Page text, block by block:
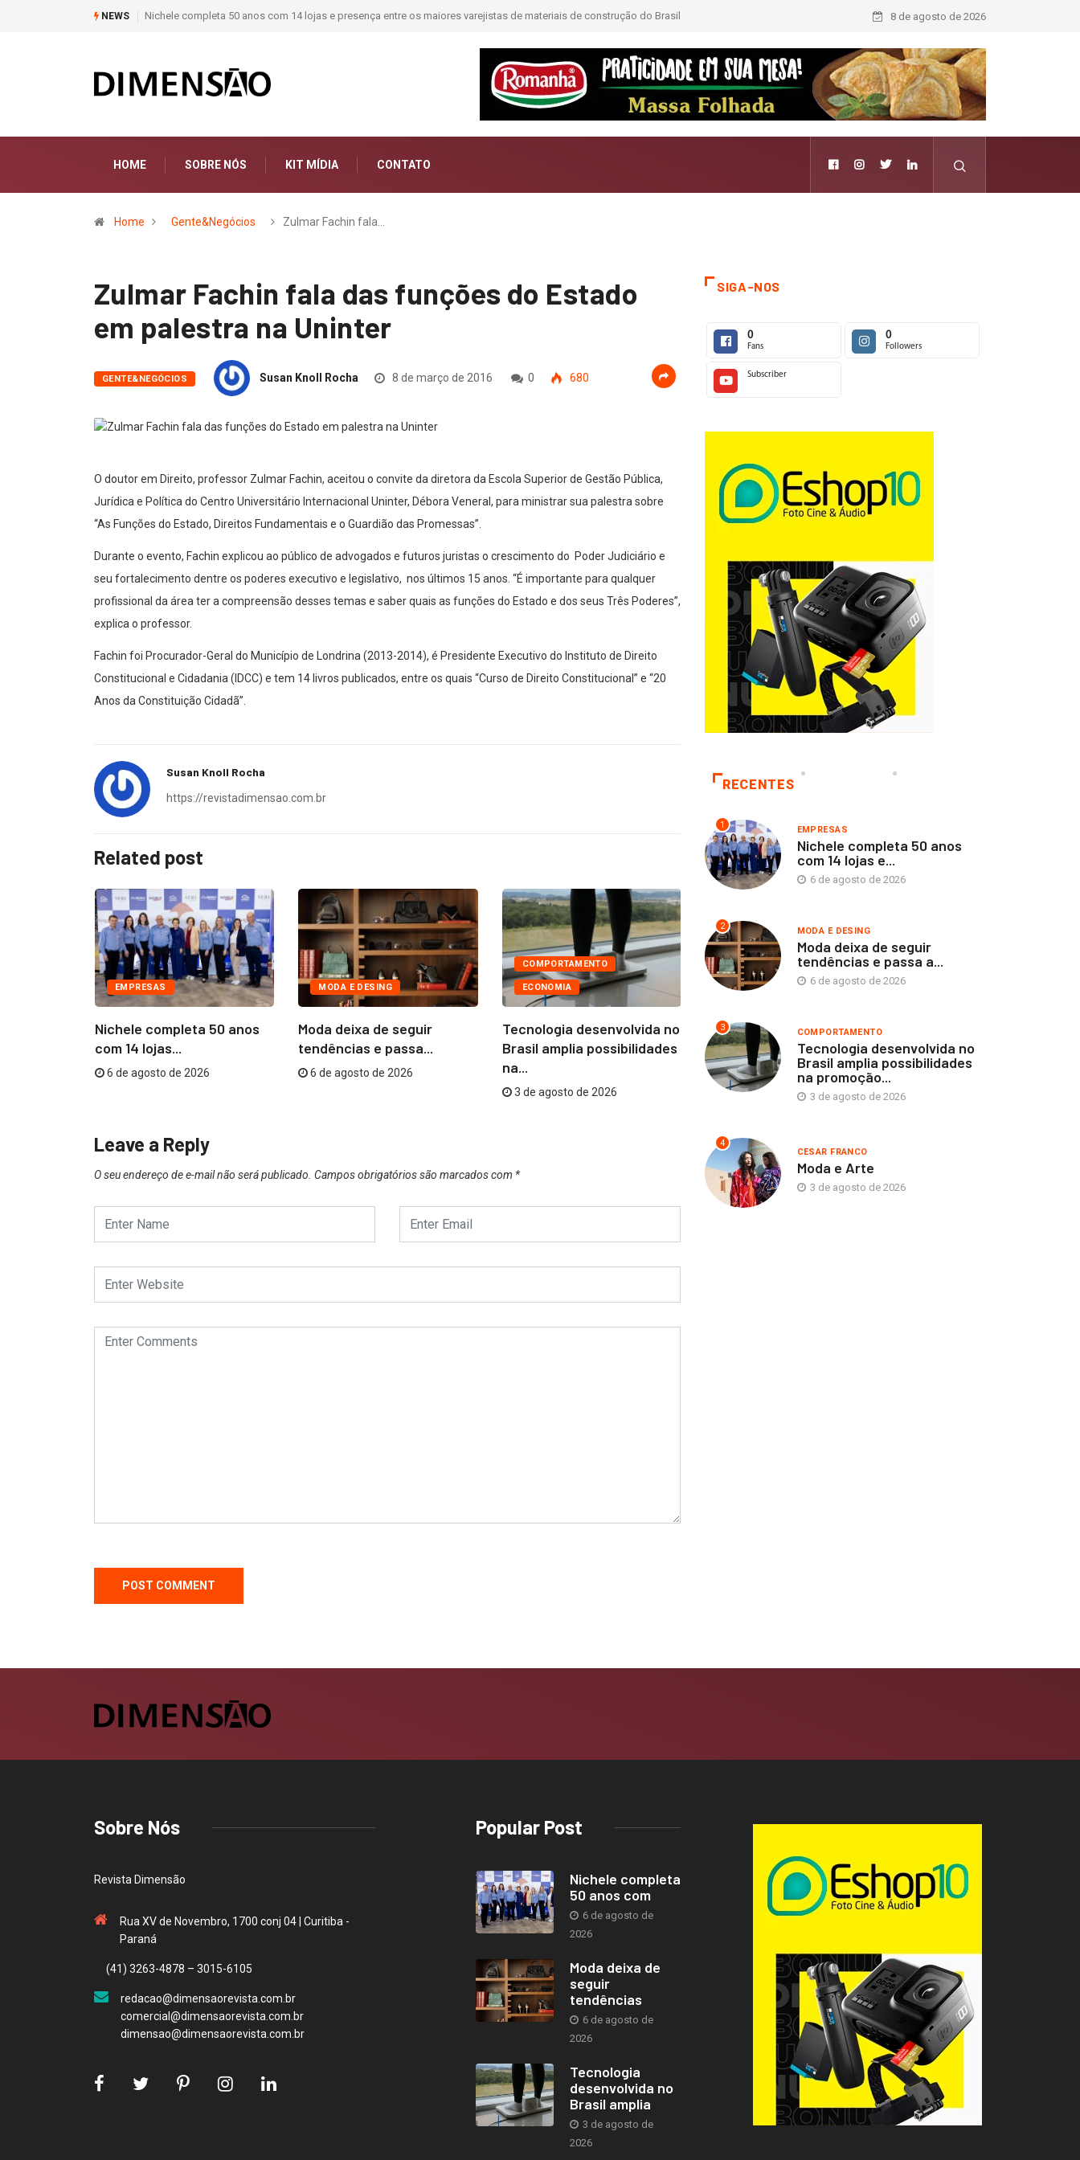
NEWS
Nichele completa 50 anos com 14 lojas e presença entre os maiores varejistas de materiais de construção do BrasilModa deixa de seguir tendências e passa a contar histórias; Forward aposta na curadoria
8 de agosto de 2026
HOME SOBRE NÓS KIT MÍDIA CONTATO
Home Gente&Negócios Zulmar Fachin fala…
Zulmar Fachin fala das funções do Estado
em palestra na Uninter
GENTE&NEGÓCIOS Susan Knoll Rocha 8 de março de 2016 0 680
O doutor em Direito, professor Zulmar Fachin, aceitou o convite da diretora da Escola Superior de Gestão Pública,
Jurídica e Política do Centro Universitário Internacional Uninter, Débora Veneral, para ministrar sua palestra sobre
“As Funções do Estado, Direitos Fundamentais e o Guardião das Promessas”.
Durante o evento, Fachin explicou ao público de advogados e futuros juristas o crescimento do Poder Judiciário e
seu fortalecimento dentre os poderes executivo e legislativo, nos últimos 15 anos. “É importante para qualquer
profissional da área ter a compreensão desses temas e saber quais as funções do Estado e dos seus Três Poderes”,
explica o professor.
Fachin foi Procurador-Geral do Município de Londrina (2013-2014), é Presidente Executivo do Instituto de Direito
Constitucional e Cidadania (IDCC) e tem 14 livros publicados, entre os quais “Curso de Direito Constitucional” e “20
Anos da Constituição Cidadã”.
Susan Knoll Rocha
https://revistadimensao.com.br
Related post
EMPRESAS
Nichele completa 50 anos
com 14 lojas...
6 de agosto de 2026
MODA E DESING
Moda deixa de seguir
tendências e passa...
6 de agosto de 2026
COMPORTAMENTO
ECONOMIA
Tecnologia desenvolvida no
Brasil amplia possibilidades
na...
3 de agosto de 2026
EMPRESAS
Nichele completa 50 anos
com 14 lojas...
6 de agosto de 2026
tendências e passa...
Leave a Reply
O seu endereço de e-mail não será publicado. Campos obrigatórios são marcados com *
SIGA-NOS
0
Fans
0
Followers
Subscriber
RECENTES
1 EMPRESAS
Nichele completa 50 anos
com 14 lojas e...
6 de agosto de 2026
2 MODA E DESING
Moda deixa de seguir
tendências e passa a...
6 de agosto de 2026
3 COMPORTAMENTO
Tecnologia desenvolvida no
Brasil amplia possibilidades
na promoção...
3 de agosto de 2026
4
CESAR FRANCO
Moda e Arte
3 de agosto de 2026
Sobre Nós
Revista Dimensão
Rua XV de Novembro, 1700 conj 04 | Curitiba -
Paraná
(41) 3263-4878 – 3015-6105
redacao@dimensaorevista.com.br
comercial@dimensaorevista.com.br
dimensao@dimensaorevista.com.br
Popular Post
Nichele completa
50 anos com
6 de agosto de
2026
Moda deixa de
seguir
tendências
6 de agosto de
2026
Tecnologia
desenvolvida no
Brasil amplia
3 de agosto de
2026